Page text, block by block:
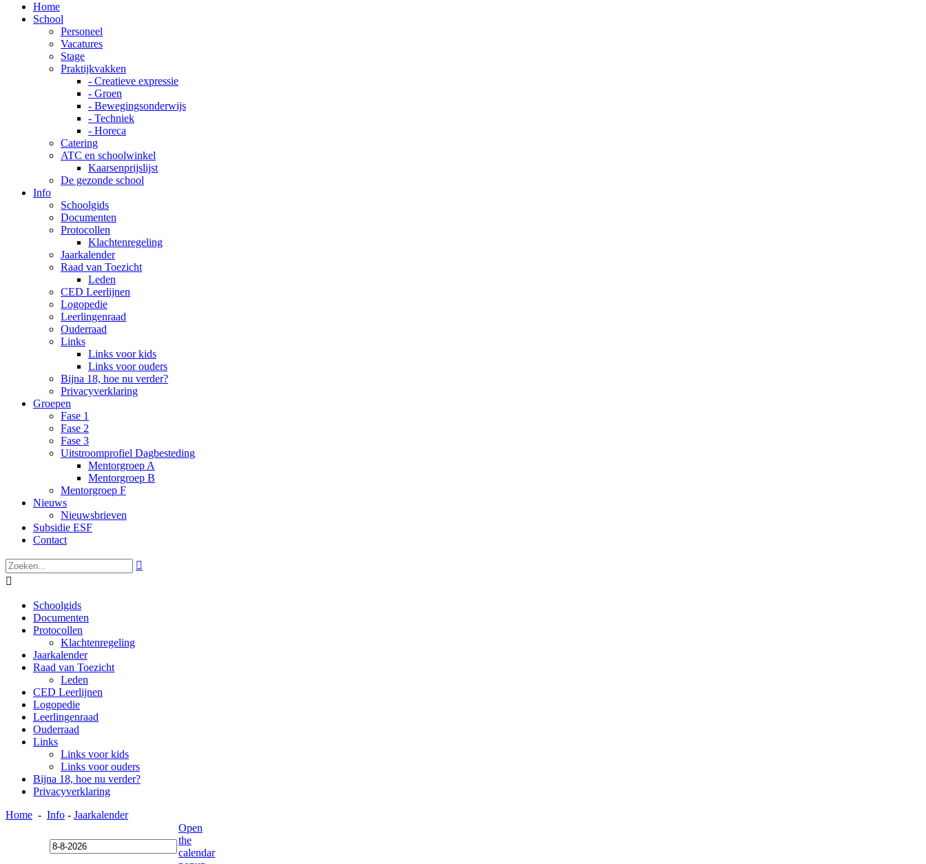
Home
School
Personeel
Vacatures
Stage
Praktijkvakken
- Creatieve expressie
- Groen
- Bewegingsonderwijs
- Techniek
- Horeca
Catering
ATC en schoolwinkel
Kaarsenprijslijst
De gezonde school
Info
Schoolgids
Documenten
Protocollen
Klachtenregeling
Jaarkalender
Raad van Toezicht
Leden
CED Leerlijnen
Logopedie
Leerlingenraad
Ouderraad
Links
Links voor kids
Links voor ouders
Bijna 18, hoe nu verder?
Privacyverklaring
Groepen
Fase 1
Fase 2
Fase 3
Uitstroomprofiel Dagbesteding
Mentorgroep A
Mentorgroep B
Mentorgroep F
Nieuws
Nieuwsbrieven
Subsidie ESF
Contact


Schoolgids
Documenten
Protocollen
Klachtenregeling
Jaarkalender
Raad van Toezicht
Leden
CED Leerlijnen
Logopedie
Leerlingenraad
Ouderraad
Links
Links voor kids
Links voor ouders
Bijna 18, hoe nu verder?
Privacyverklaring
Home - Info - Jaarkalender
Open
the
calendar